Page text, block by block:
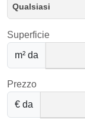
Qualsiasi
Superficie
m² da
Prezzo
€ da